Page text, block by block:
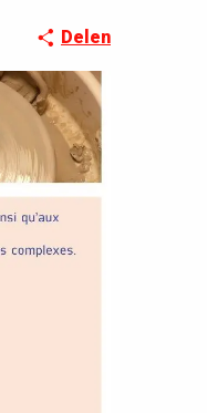
Delen